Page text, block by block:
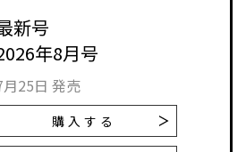
新号
年8月号
月25日 発売
購入する